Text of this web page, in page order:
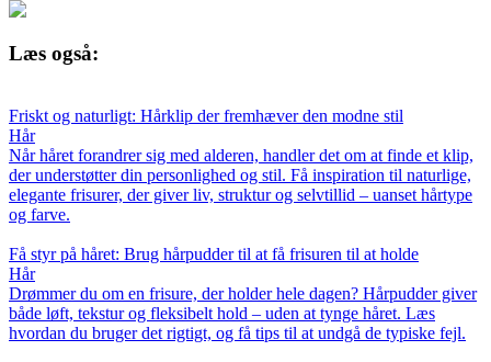
Læs også:
Friskt og naturligt: Hårklip der fremhæver den modne stil
Hår
Når håret forandrer sig med alderen, handler det om at finde et klip,
der understøtter din personlighed og stil. Få inspiration til naturlige,
elegante frisurer, der giver liv, struktur og selvtillid – uanset hårtype
og farve.
Få styr på håret: Brug hårpudder til at få frisuren til at holde
Hår
Drømmer du om en frisure, der holder hele dagen? Hårpudder giver
både løft, tekstur og fleksibelt hold – uden at tynge håret. Læs
hvordan du bruger det rigtigt, og få tips til at undgå de typiske fejl.